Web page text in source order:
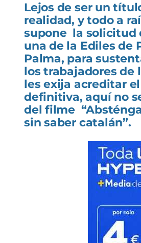
Lejos de ser un
realidad, y todo a
supone la solicitud
una de la Ediles de
Palma, para
los trabajadores de
les exija acreditar
definitiva, aquí no
del filme
sin saber catalán”.